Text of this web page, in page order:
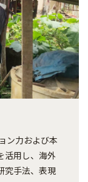
ン力および本
活用し、海外
究手法、表現